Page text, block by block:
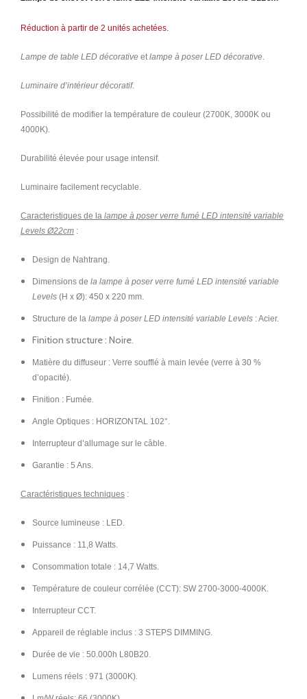
Réduction à partir de 2 unités achetées.
Lampe de table LED décorative etlampe à poser LED décorative.
Luminaire d’intérieur décoratif.
Possibilité de modifier la température de couleur (2700K, 3000K ou
4000K).
Durabilité élevée pour usage intensif.
Luminaire facilement recyclable.
Caracteristiques de la lampe à poser verre fumé LED intensité variable
Levels Ø22cm :
Design de Nahtrang.
Dimensions de la lampe à poser verre fumé LED intensité variable
Levels (H x Ø): 450 x 220 mm.
Structure de la lampe à poser LED intensité variable Levels : Acier.
Finition structure : Noire.
Matière du diffuseur : Verre soufflé à main levée (verre à 30 %
d’opacité).
Finition : Fumée.
Angle Optiques : HORIZONTAL 102°.
Interrupteur d’allumage sur le câble.
Garantie : 5 Ans.
Caractéristiques techniques :
Source lumineuse : LED.
Puissance : 11,8 Watts.
Consommation totale : 14,7 Watts.
Température de couleur corrélée (CCT): SW 2700-3000-4000K.
Interrupteur CCT.
Appareil de réglable inclus : 3 STEPS DIMMING.
Durée de vie : 50.000h L80B20.
Lumens réels : 971 (3000K).